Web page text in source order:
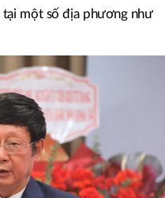
một số địa phương như